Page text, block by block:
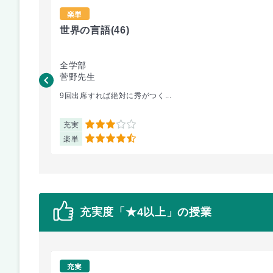
楽単
世界の言語(46)
全学部
菅野先生
9回出席すれば絶対に秀がつく...
充実 3
楽単 4.5
充実度「★4以上」の授業
充実